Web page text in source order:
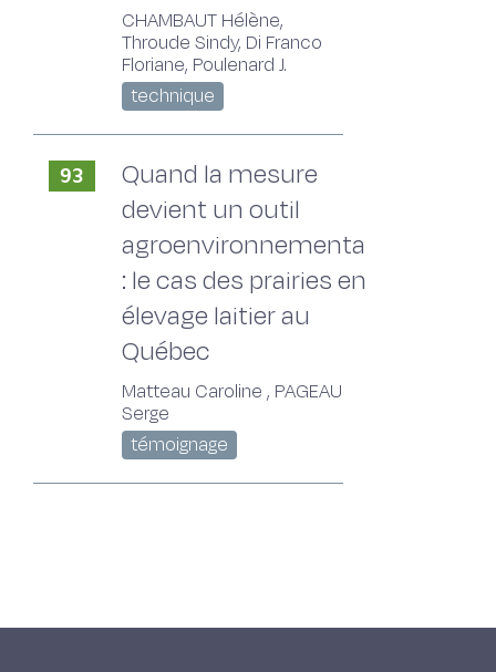
CHAMBAUT Hélène,
Throude Sindy, Di Franco
Floriane, Poulenard J.
technique
93
Quand la mesure
devient un outil
agroenvironnemental
: le cas des prairies en
élevage laitier au
Québec
Matteau Caroline , PAGEAU
Serge
témoignage